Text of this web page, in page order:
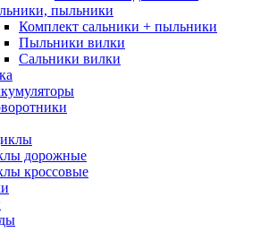
пыльники
Комплект сальники + пыльники
Пыльники вилки
Сальники вилки
дорожные
кроссовые